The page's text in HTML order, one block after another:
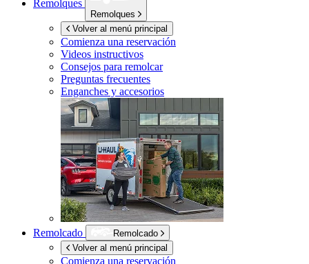
Remolques
Remolques
Volver al menú principal
Comienza una reservación
Videos instructivos
Consejos para remolcar
Preguntas frecuentes
Enganches y accesorios
Remolcado
Remolcado
Volver al menú principal
Comienza una reservación